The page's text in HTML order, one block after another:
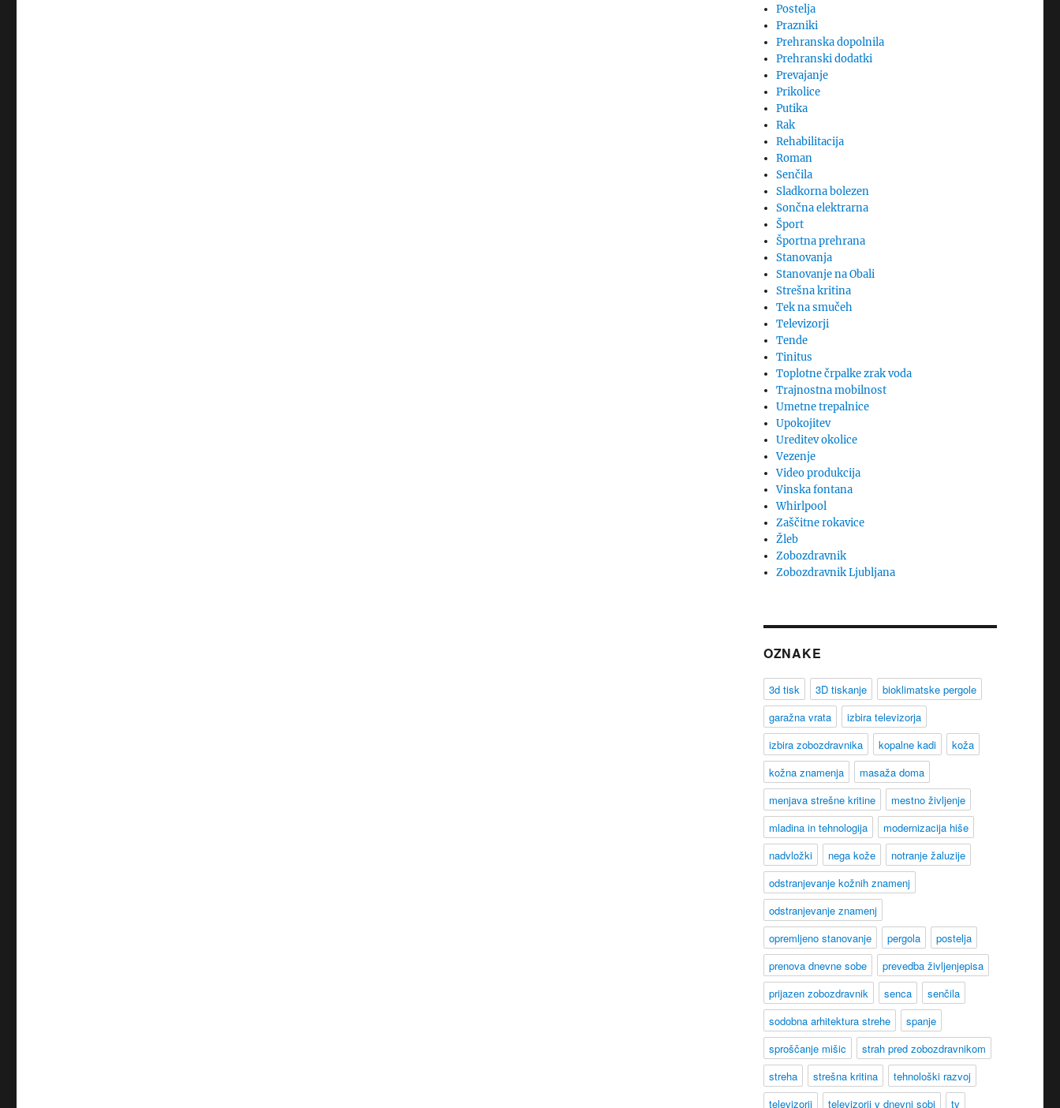
Postelja
Prazniki
Prehranska dopolnila
Prehranski dodatki
Prevajanje
Prikolice
Putika
Rak
Rehabilitacija
Roman
Senčila
Sladkorna bolezen
Sončna elektrarna
Šport
Športna prehrana
Stanovanja
Stanovanje na Obali
Strešna kritina
Tek na smučeh
Televizorji
Tende
Tinitus
Toplotne črpalke zrak voda
Trajnostna mobilnost
Umetne trepalnice
Upokojitev
Ureditev okolice
Vezenje
Video produkcija
Vinska fontana
Whirlpool
Zaščitne rokavice
Žleb
Zobozdravnik
Zobozdravnik Ljubljana
OZNAKE
3d tisk 3D tiskanje
bioklimatske pergole
garažna vrata
izbira televizorja
izbira zobozdravnika
kopalne kadi
koža
kožna znamenja
masaža doma
menjava strešne kritine
mestno življenje
mladina in tehnologija
modernizacija hiše
nadvložki
nega kože
notranje žaluzije
odstranjevanje kožnih znamenj
odstranjevanje znamenj
opremljeno stanovanje
pergola
postelja
prenova dnevne sobe
prevedba življenjepisa
prijazen zobozdravnik
senca
senčila
sodobna arhitektura strehe
spanje
sproščanje mišic
strah pred zobozdravnikom
streha
strešna kritina
tehnološki razvoj
televizorji
televizorji v dnevni sobi tv